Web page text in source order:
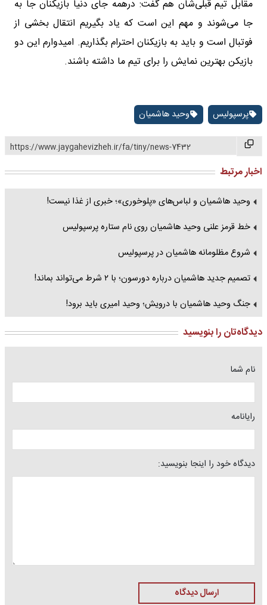
مقابل تیم قبلی‌شان هم گفت: درهمه جای دنیا بازیکنان جا به
جا می‌شوند و مهم این است که یاد بگیریم انتقال بخشی از
فوتبال است و باید به بازیکنان احترام بگذاریم. امیدوارم این دو
بازیکن بهترین نمایش را برای تیم ما داشته باشند.
پرسپولیس وحید هاشمیان
https://www.jaygahevizheh.ir/fa/tiny/news-7432
اخبار مرتبط
وحید هاشمیان و لباس‌های «پلوخوری»؛ خبری از غذا نیست!
خط قرمز علنی وحید هاشمیان روی نام ستاره پرسپولیس
شروع مظلومانه هاشمیان در پرسپولیس
تصمیم جدید هاشمیان درباره دورسون؛ با ۲ شرط می‌تواند بماند!
جنگ وحید هاشمیان با درویش؛ وحید امیری باید برود!
دیدگاه‌تان را بنویسید
نام شما
رایانامه
دیدگاه خود را اینجا بنویسید:
ارسال دیدگاه